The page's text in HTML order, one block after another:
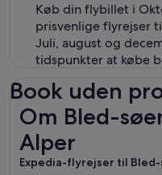
Køb din flybillet i
prisvenlige flyrejser
Juli, august og
tidspunkter at købe
Book uden
Om Bled-
Alper
Expedia-flyrejser til
Om Bled-søen -